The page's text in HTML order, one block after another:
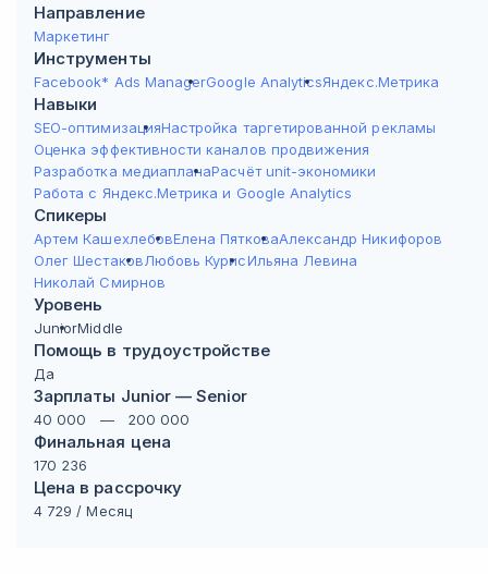
Направление
Маркетинг
Инструменты
Facebook* Ads ManagerGoogle AnalyticsЯндекс.Метрика
Навыки
SEO-оптимизацияНастройка таргетированной рекламы
Оценка эффективности каналов продвижения
Разработка медиапланаРасчёт unit-экономики
Работа с Яндекс.Метрика и Google Analytics
Спикеры
Артем КашехлебовЕлена ПятковаАлександр Никифоров
Олег ШестаковЛюбовь КурисИльяна Левина
Николай Смирнов
Уровень
JuniorMiddle
Помощь в трудоустройстве
Да
Зарплаты Junior — Senior
40 000 — 200 000
Финальная цена
170 236
Цена в рассрочку
4 729 / Месяц